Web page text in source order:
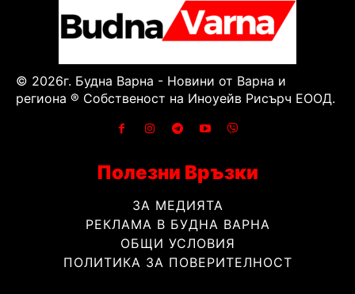
© 2026г. Будна Варна - Новини от Варна и
региона ® Собственост на Иноуейв Рисърч ЕООД.
Полезни Връзки
ЗА МЕДИЯТА
РЕКЛАМА В БУДНА ВАРНА
ОБЩИ УСЛОВИЯ
ПОЛИТИКА ЗА ПОВЕРИТЕЛНОСТ